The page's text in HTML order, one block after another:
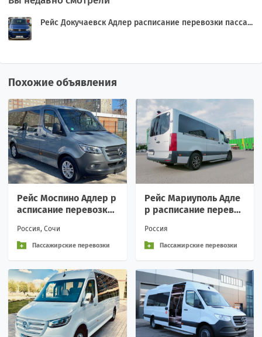
Рейс Докучаевск Адлер расписание перевозки пасса...
Похожие объявления
Рейс Моспино Адлер р
асписание перевозки
Вежливое обращение
и
Россия, Сочи
Пассажирские перевозки
Рейс Мариуполь Адле
р расписание перевоз
да Вежливое обращен
ие
Россия
Пассажирские перевозки